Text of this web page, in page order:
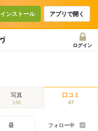
インストール アプリで開く
ログイン
写真
146
口コミ
47
昼 フォロー中